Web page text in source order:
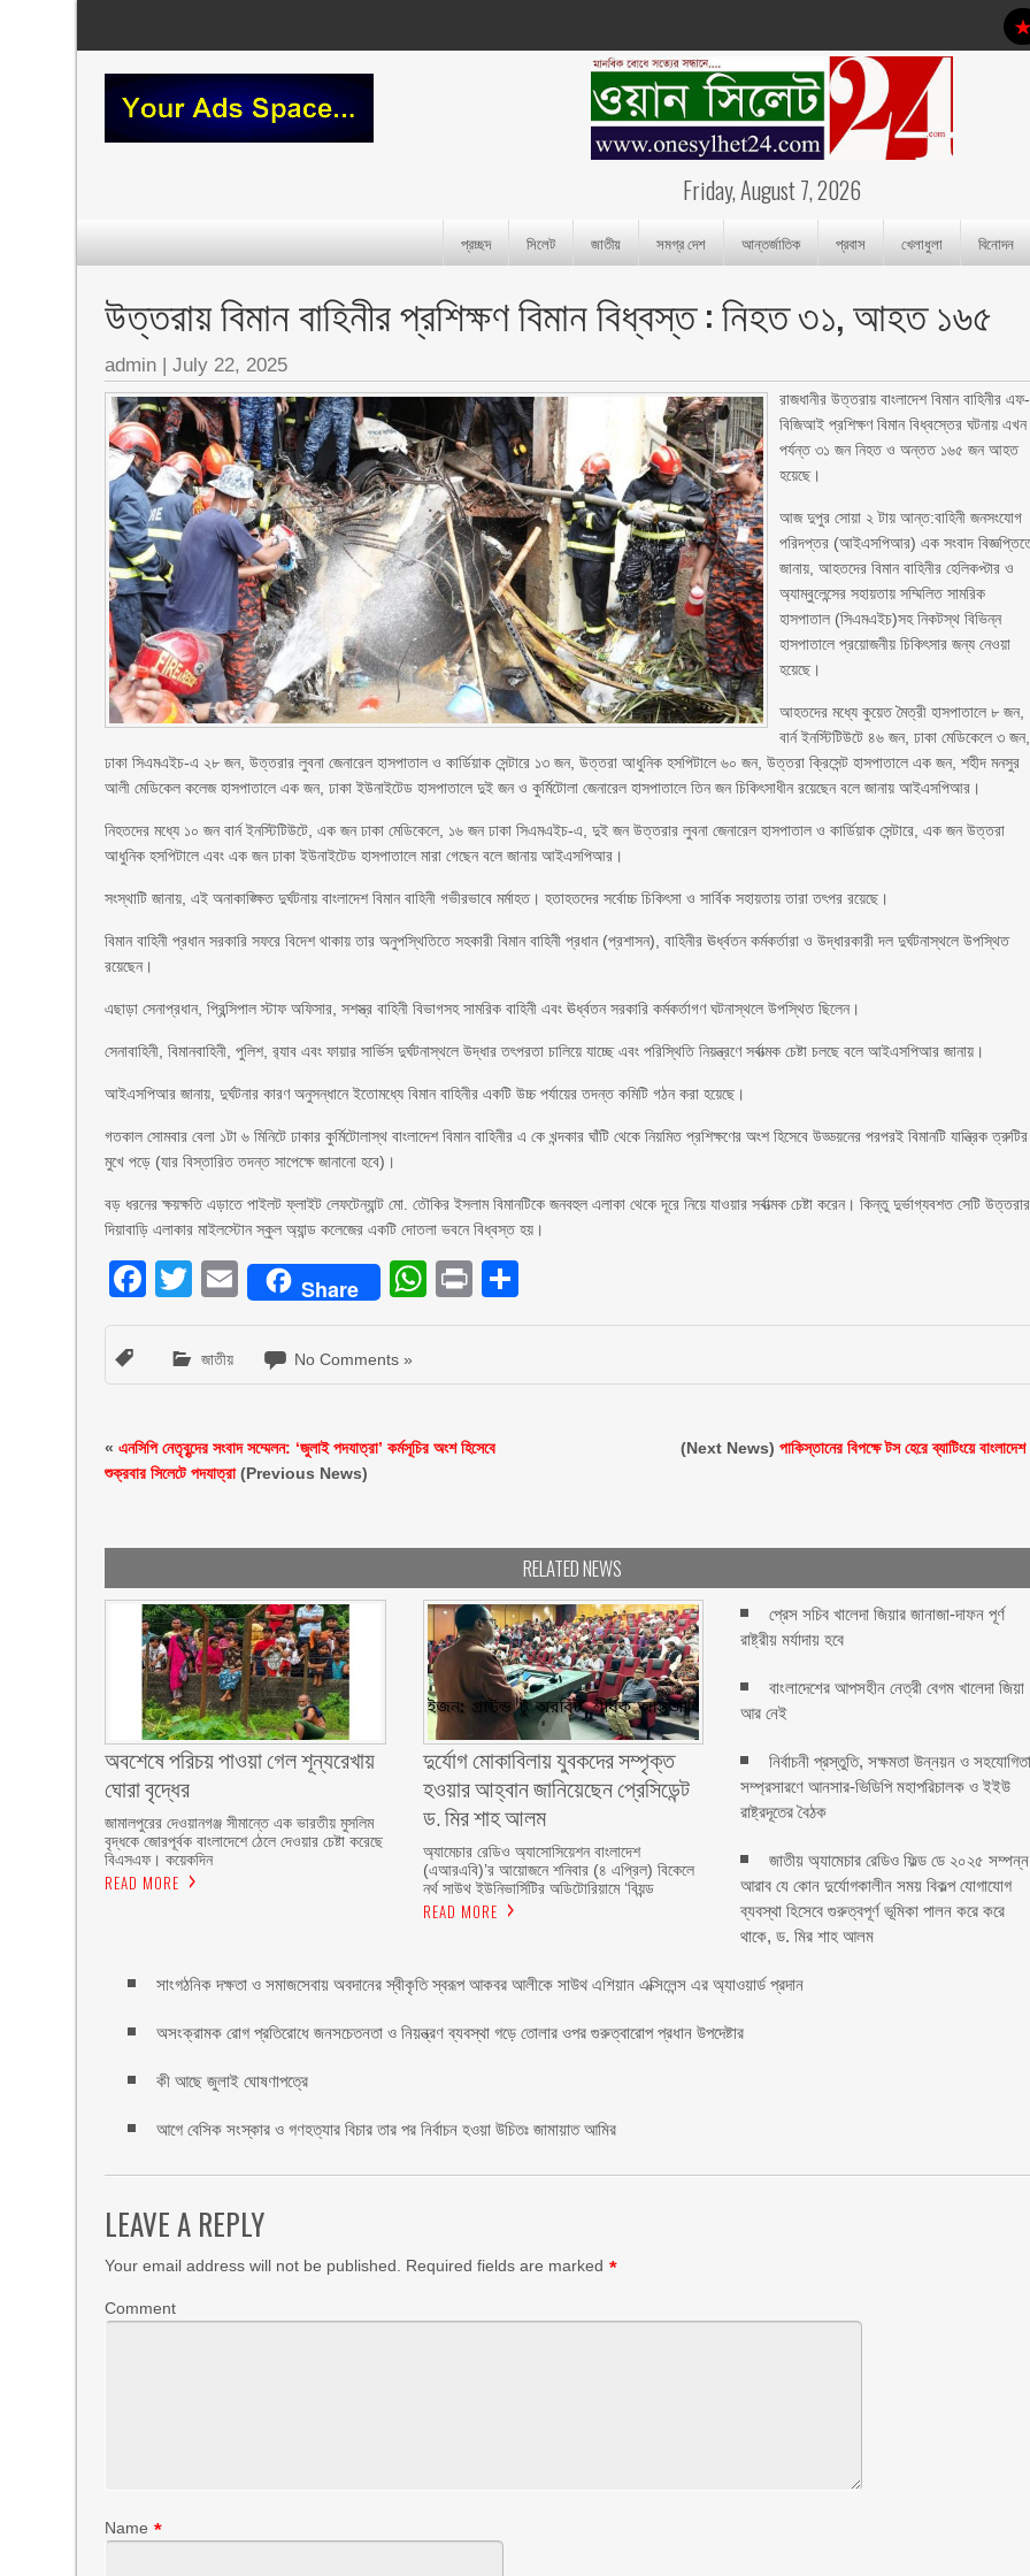
Friday, August 7, 2026
প্রচ্ছদ সিলেট জাতীয় সমগ্র দেশ আন্তর্জাতিক প্রবাস খেলাধুলা বিনোদন
উত্তরায় বিমান বাহিনীর প্রশিক্ষণ বিমান বিধ্বস্ত : নিহত ৩১, আহত ১৬৫
admin |July 22, 2025
রাজধানীর উত্তরায় বাংলাদেশ বিমান বাহিনীর
বিজিআই প্রশিক্ষণ বিমান বিধ্বস্তের ঘটনায় এখন
পর্যন্ত ৩১ জন নিহত ও অন্তত ১৬৫ জন আহত
হয়েছে।
আজ দুপুর সোয়া ২ টায় আন্ত:বাহিনী জনসংযোগ
পরিদপ্তর (আইএসপিআর) এক সংবাদ
জানায়, আহতদের বিমান বাহিনীর হেলিকপ্টার ও
অ্যাম্বুলেন্সের সহায়তায় সম্মিলিত সামরিক
হাসপাতাল (সিএমএইচ)সহ নিকটস্থ বিভিন্ন
হাসপাতালে প্রয়োজনীয় চিকিৎসার জন্য নেওয়া
হয়েছে।
আহতদের মধ্যে কুয়েত মৈত্রী হাসপাতালে ৮ জন,
বার্ন ইনস্টিটিউটে ৪৬ জন, ঢাকা মেডিকেলে ৩ জন,
ঢাকা সিএমএইচ-এ ২৮ জন, উত্তরার লুবনা জেনারেল হাসপাতাল ও কার্ডিয়াক সেন্টারে ১৩ জন, উত্তরা আধুনিক হসপিটালে ৬০ জন, উত্তরা ক্রিসেন্ট হাসপাতালে এক জন, শহীদ মনসুর
আলী মেডিকেল কলেজ হাসপাতালে এক জন, ঢাকা ইউনাইটেড হাসপাতালে দুই জন ও কুর্মিটোলা জেনারেল হাসপাতালে তিন জন চিকিৎসাধীন রয়েছেন বলে জানায় আইএসপিআর।
নিহতদের মধ্যে ১০ জন বার্ন ইনস্টিটিউটে, এক জন ঢাকা মেডিকেলে, ১৬ জন ঢাকা সিএমএইচ-এ, দুই জন উত্তরার লুবনা জেনারেল হাসপাতাল ও কার্ডিয়াক সেন্টারে, এক জন উত্তরা
আধুনিক হসপিটালে এবং এক জন ঢাকা ইউনাইটেড হাসপাতালে মারা গেছেন বলে জানায় আইএসপিআর।
সংস্থাটি জানায়, এই অনাকাঙ্ক্ষিত দুর্ঘটনায় বাংলাদেশ বিমান বাহিনী গভীরভাবে মর্মাহত। হতাহতদের সর্বোচ্চ চিকিৎসা ও সার্বিক সহায়তায় তারা তৎপর রয়েছে।
বিমান বাহিনী প্রধান সরকারি সফরে বিদেশ থাকায় তার অনুপস্থিতিতে সহকারী বিমান বাহিনী প্রধান (প্রশাসন), বাহিনীর ঊর্ধ্বতন কর্মকর্তারা ও উদ্ধারকারী দল দুর্ঘটনাস্থলে উপস্থিত
রয়েছেন।
এছাড়া সেনাপ্রধান, প্রিন্সিপাল স্টাফ অফিসার, সশস্ত্র বাহিনী বিভাগসহ সামরিক বাহিনী এবং ঊর্ধ্বতন সরকারি কর্মকর্তাগণ ঘটনাস্থলে উপস্থিত ছিলেন।
সেনাবাহিনী, বিমানবাহিনী, পুলিশ, র‌্যাব এবং ফায়ার সার্ভিস দুর্ঘটনাস্থলে উদ্ধার তৎপরতা চালিয়ে যাচ্ছে এবং পরিস্থিতি নিয়ন্ত্রণে সর্বাত্মক চেষ্টা চলছে বলে আইএসপিআর জানায়।
আইএসপিআর জানায়, দুর্ঘটনার কারণ অনুসন্ধানে ইতোমধ্যে বিমান বাহিনীর একটি উচ্চ পর্যায়ের তদন্ত কমিটি গঠন করা হয়েছে।
গতকাল সোমবার বেলা ১টা ৬ মিনিটে ঢাকার কুর্মিটোলাস্থ বাংলাদেশ বিমান বাহিনীর এ কে খন্দকার ঘাঁটি থেকে নিয়মিত প্রশিক্ষণের অংশ হিসেবে উড্ডয়নের পরপরই বিমানটি যান্ত্রিক ত্রুটির
মুখে পড়ে (যার বিস্তারিত তদন্ত সাপেক্ষে জানানো হবে)।
বড় ধরনের ক্ষয়ক্ষতি এড়াতে পাইলট ফ্লাইট লেফটেন্যান্ট মো. তৌকির ইসলাম বিমানটিকে জনবহুল এলাকা থেকে দূরে নিয়ে যাওয়ার সর্বাত্মক চেষ্টা করেন। কিন্তু দুর্ভাগ্যবশত সেটি উত্তরার
দিয়াবাড়ি এলাকার মাইলস্টোন স্কুল অ্যান্ড কলেজের একটি দোতলা ভবনে বিধ্বস্ত হয়।
Facebook
Twitter
EmailShare WhatsApp
Print
জাতীয় No Comments »
«এনসিপি নেতৃবৃন্দের সংবাদ সম্মেলন: ‘জুলাই পদযাত্রা’ কর্মসূচির অংশ হিসেবে
শুক্রবার সিলেটে পদযাত্রা(Previous News)
(Next News)পাকিস্তানের বিপক্ষে টস হেরে ব্যাটিংয়ে বাংলাদেশ
RELATED NEWS
অবশেষে পরিচয় পাওয়া গেল শূন্যরেখায়
ঘোরা বৃদ্ধের
জামালপুরের দেওয়ানগঞ্জ সীমান্তে এক ভারতীয় মুসলিম
বৃদ্ধকে জোরপূর্বক বাংলাদেশে ঠেলে দেওয়ার চেষ্টা করেছে
বিএসএফ। কয়েকদিন
READ MORE
দুর্যোগ মোকাবিলায় যুবকদের সম্পৃক্ত
হওয়ার আহ্বান জানিয়েছেন প্রেসিডেন্ট
ড. মির শাহ আলম ‎ ‎
অ্যামেচার রেডিও অ্যাসোসিয়েশন বাংলাদেশ
(এআরএবি)’র আয়োজনে শনিবার (৪ এপ্রিল) বিকেলে
নর্থ সাউথ ইউনিভার্সিটির অডিটোরিয়ামে ‘বিয়ন্ড
READ MORE
প্রেস সচিব খালেদা জিয়ার জানাজা-দাফন পূর্ণ
রাষ্ট্রীয় মর্যাদায় হবে
বাংলাদেশের আপসহীন নেত্রী বেগম খালেদা জিয়া
আর নেই
নির্বাচনী প্রস্তুতি, সক্ষমতা উন্নয়ন ও
সম্প্রসারণে আনসার-ভিডিপি মহাপরিচালক ও ইইউ
রাষ্ট্রদূতের বৈঠক
জাতীয় অ্যামেচার রেডিও ফিল্ড ডে ২০২৫
আরাব যে কোন দুর্যোগকালীন সময় বিকল্প যোগাযোগ
ব্যবস্থা হিসেবে গুরুত্বপূর্ণ ভূমিকা পালন করে করে
থাকে, ড. মির শাহ আলম
সাংগঠনিক দক্ষতা ও সমাজসেবায় অবদানের স্বীকৃতি স্বরূপ আকবর আলীকে সাউথ এশিয়ান এক্সিলেন্স এর অ্যাওয়ার্ড প্রদান
অসংক্রামক রোগ প্রতিরোধে জনসচেতনতা ও নিয়ন্ত্রণ ব্যবস্থা গড়ে তোলার ওপর গুরুত্বারোপ প্রধান উপদেষ্টার
কী আছে জুলাই ঘোষণাপত্রে
আগে বেসিক সংস্কার ও গণহত্যার বিচার তার পর নির্বাচন হওয়া উচিতঃ জামায়াত আমির
LEAVE A REPLY
Your email address will not be published. Required fields are marked *
Comment
Name *